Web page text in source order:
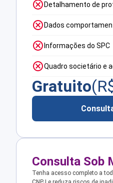
Detalhamento de
Dados
Informações do SPC
Quadro societário e
Gratuito
Consulta Sob
Tenha acesso completo a